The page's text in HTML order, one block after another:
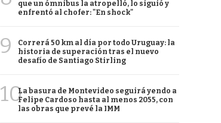
que un ómnibus la atropelló, lo siguió y
enfrentó al chofer: "En shock"
9
Correrá 50 km al día por todo Uruguay: la
historia de superación tras el nuevo
desafío de Santiago Stirling
10La basura de Montevideo seguirá yendo a
Felipe Cardoso hasta al menos 2055, con
las obras que prevé la IMM